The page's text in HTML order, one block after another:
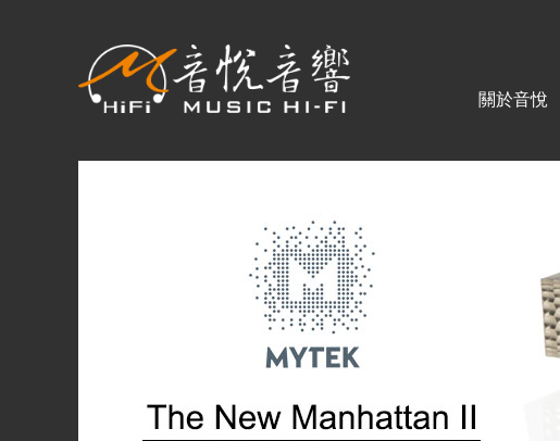
關於音悅